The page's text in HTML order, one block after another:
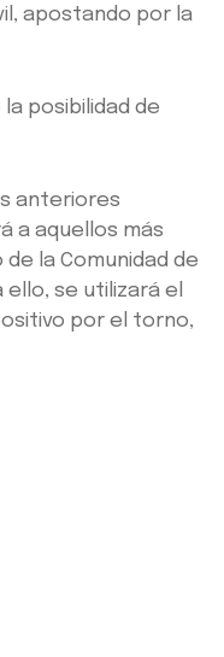
apostando por la
posibilidad de
anteriores
a aquellos más
la Comunidad de
se utilizará el
por el torno,